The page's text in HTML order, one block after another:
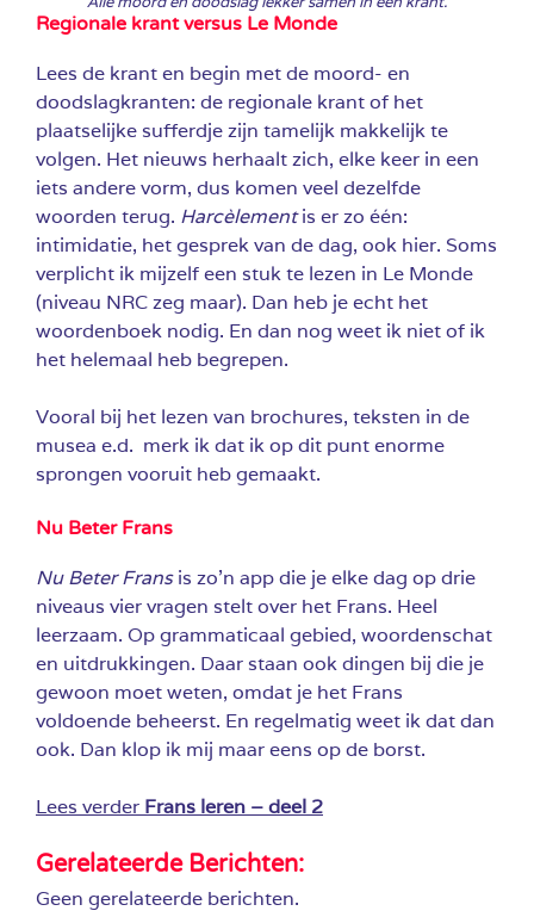
Regionale krant versus Le Monde
Lees de krant en begin met de moord- en
doodslagkranten: de regionale krant of het
plaatselijke sufferdje zijn tamelijk makkelijk te
volgen. Het nieuws herhaalt zich, elke keer in een
iets andere vorm, dus komen veel dezelfde
woorden terug. Harcèlementis er zo één:
intimidatie, het gesprek van de dag, ook hier. Soms
verplicht ik mijzelf een stuk te lezen in Le Monde
(niveau NRC zeg maar). Dan heb je echt het
woordenboek nodig. En dan nog weet ik niet of ik
het helemaal heb begrepen.
Vooral bij het lezen van brochures, teksten in de
musea e.d. merk ik dat ik op dit punt enorme
sprongen vooruit heb gemaakt.
Nu Beter Frans
Nu Beter Fransis zo’n app die je elke dag op drie
niveaus vier vragen stelt over het Frans. Heel
leerzaam. Op grammaticaal gebied, woordenschat
en uitdrukkingen. Daar staan ook dingen bij die je
gewoon moet weten, omdat je het Frans
voldoende beheerst. En regelmatig weet ik dat dan
ook. Dan klop ik mij maar eens op de borst.
Lees verder Frans leren – deel 2
Gerelateerde Berichten:
Geen gerelateerde berichten.